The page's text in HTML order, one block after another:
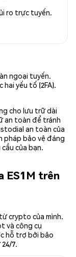
ro trực tuyến.
ngoại tuyến.
yếu tố (2FA).
cho lưu trữ dài
an toàn để tránh
an toàn của
pháp bảo vệ đáng
của bạn.
ES1M trên
crypto của mình.
và công cụ
hỗ trợ bởi bảo
7.